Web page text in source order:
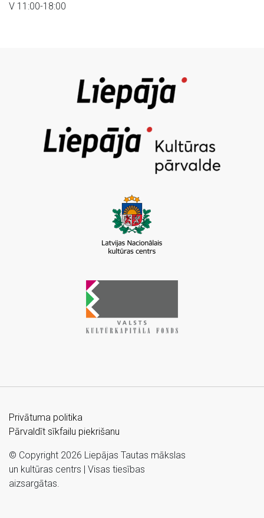
V 11:00-18:00
Privātuma politika
Pārvaldīt sīkfailu piekrišanu
© Copyright 2026 Liepājas Tautas mākslas
un kultūras centrs | Visas tiesības
aizsargātas.